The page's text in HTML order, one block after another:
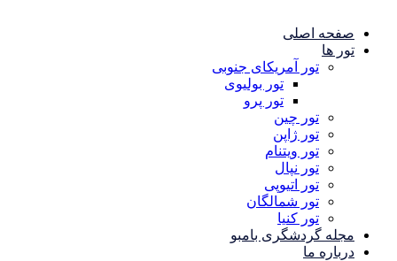
صفحه اصلی
تور ها
تور آمریکای جنوبی
تور بولیوی
تور پرو
تور چین
تور ژاپن
تور ویتنام
تور نپال
تور اتیوپی
تور شمالگان
تور کنیا
مجله گردشگری بامبو
درباره ما